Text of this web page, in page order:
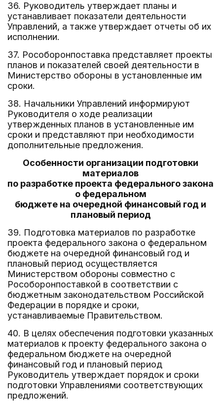
36. Руководитель утверждает планы и
устанавливает показатели деятельности
Управлений, а также утверждает отчеты об их
исполнении.
37. Рособоронпоставка представляет проекты
планов и показателей своей деятельности в
Министерство обороны в установленные им
сроки.
38. Начальники Управлений информируют
Руководителя о ходе реализации
утвержденных планов в установленные им
сроки и представляют при необходимости
дополнительные предложения.
Особенности организации подготовки
материалов
по разработке проекта федерального закона
о федеральном
бюджете на очередной финансовый год и
плановый период
39. Подготовка материалов по разработке
проекта федерального закона о федеральном
бюджете на очередной финансовый год и
плановый период осуществляется
Министерством обороны совместно с
Рособоронпоставкой в соответствии с
бюджетным законодательством Российской
Федерации в порядке и сроки,
устанавливаемые Правительством.
40. В целях обеспечения подготовки указанных
материалов к проекту федерального закона о
федеральном бюджете на очередной
финансовый год и плановый период
Руководитель утверждает порядок и сроки
подготовки Управлениями соответствующих
предложений.